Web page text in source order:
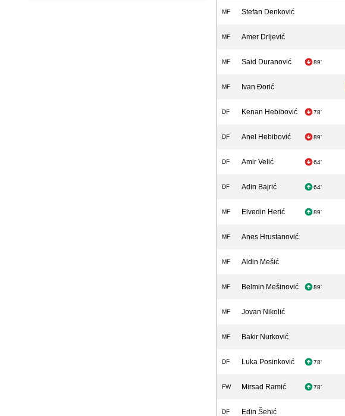
MF Stefan Denković
MF Amer Drljević
MF Said Duranović 89'
MF Ivan Đorić
DF Kenan Hebibović 78'
DF Anel Hebibović 89'
DF Amir Velić 64'
DF Adin Bajrić 64'
MF Elvedin Herić 89'
MF Anes Hrustanović
MF Aldin Mešić
MF Belmin Mešinović 89'
MF Jovan Nikolić
MF Bakir Nurković
DF Luka Posinković 78'
FW Mirsad Ramić 78'
DF Edin Šehić